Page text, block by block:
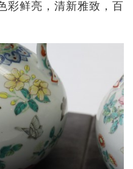
彩鲜亮，清新雅致，百